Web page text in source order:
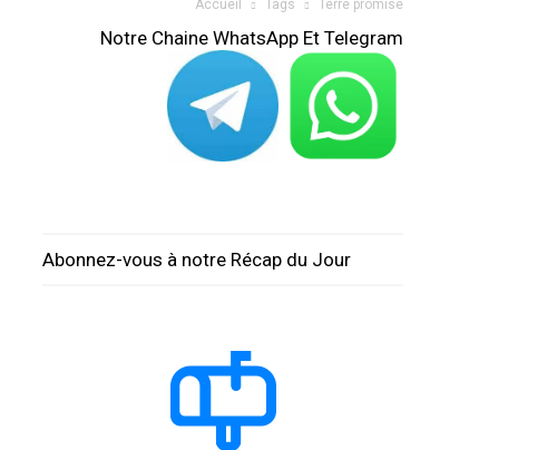
Accueil Tags Terre promise
Notre Chaine WhatsApp Et Telegram
Abonnez-vous à notre Récap du Jour